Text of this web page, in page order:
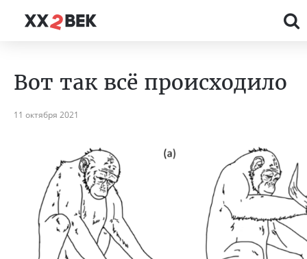
Вот так всё происходило
11 октября 2021